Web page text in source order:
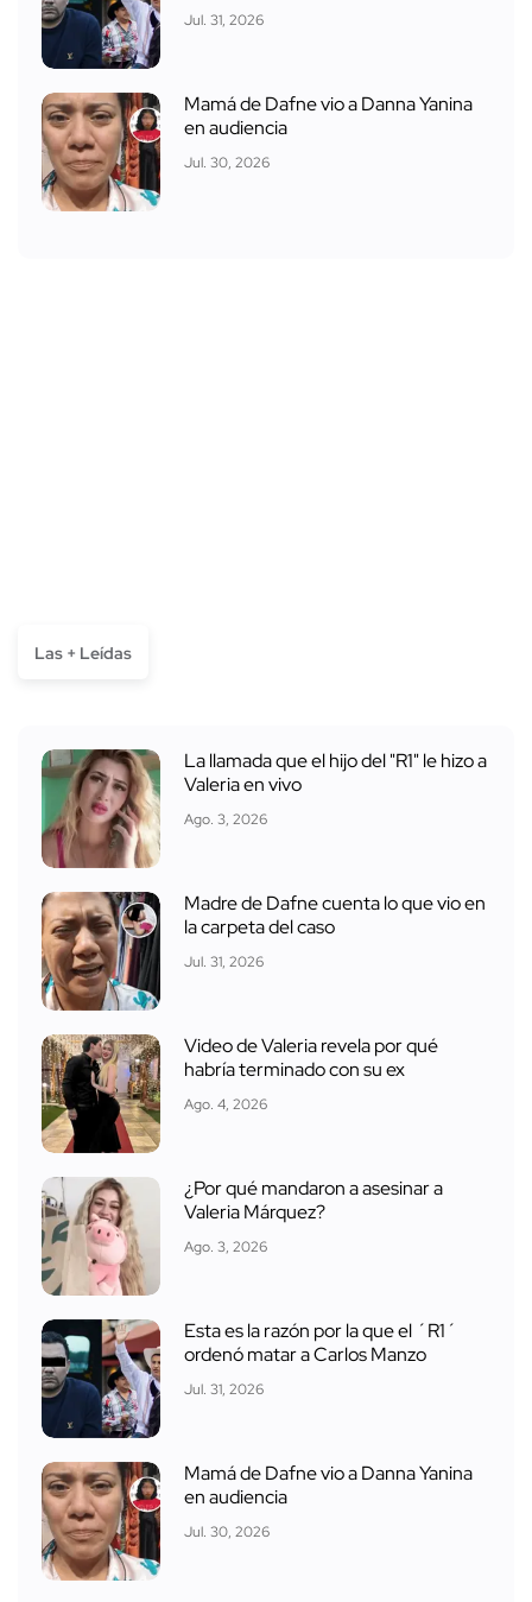
Jul. 31, 2026
Mamá de Dafne vio a Danna Yanina
en audiencia
Jul. 30, 2026
Las + Leídas
La llamada que el hijo del "R1" le hizo a
Valeria en vivo
Ago. 3, 2026
Madre de Dafne cuenta lo que vio en
la carpeta del caso
Jul. 31, 2026
Video de Valeria revela por qué
habría terminado con su ex
Ago. 4, 2026
¿Por qué mandaron a asesinar a
Valeria Márquez?
Ago. 3, 2026
Esta es la razón por la que el ´R1´
ordenó matar a Carlos Manzo
Jul. 31, 2026
Mamá de Dafne vio a Danna Yanina
en audiencia
Jul. 30, 2026